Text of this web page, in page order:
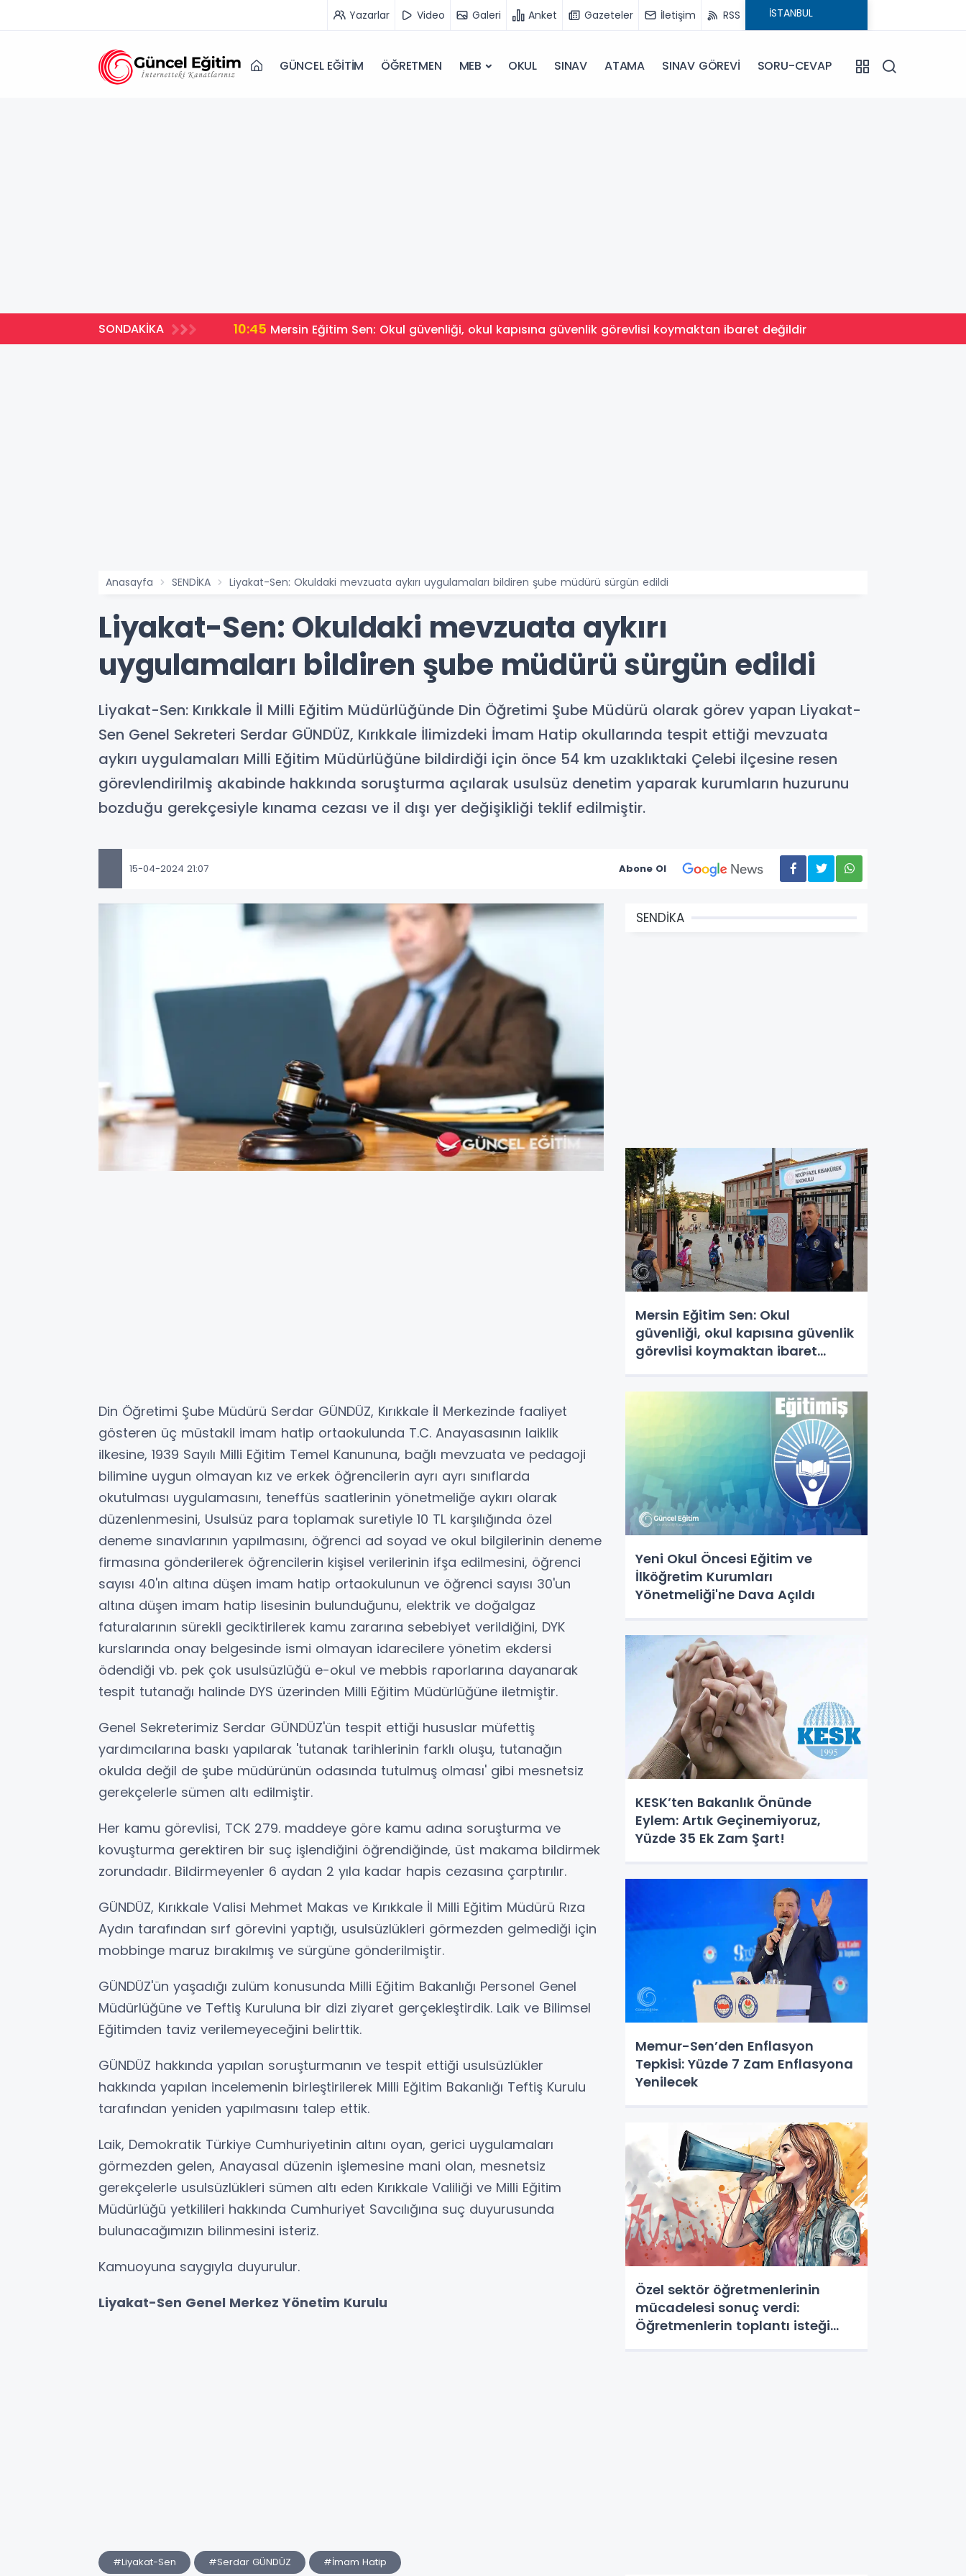
Yazarlar Video Galeri Anket Gazeteler İletişim RSS
GÜNCEL EĞİTİM ÖĞRETMEN MEB OKUL SINAV ATAMA SINAV GÖREVİ SORU-CEVAP
SONDAKİKA
Kapsamı Dışında? 10:45 Mersin Eğitim Sen: Okul güvenliği, okul kapısına güvenlik görevlisi koymaktan ibaret değildir
Anasayfa SENDİKA Liyakat-Sen: Okuldaki mevzuata aykırı uygulamaları bildiren şube müdürü sürgün edildi
Liyakat-Sen: Okuldaki mevzuata aykırı
uygulamaları bildiren şube müdürü sürgün edildi
Liyakat-Sen: Kırıkkale İl Milli Eğitim Müdürlüğünde Din Öğretimi Şube Müdürü olarak görev yapan Liyakat-
Sen Genel Sekreteri Serdar GÜNDÜZ, Kırıkkale İlimizdeki İmam Hatip okullarında tespit ettiği mevzuata
aykırı uygulamaları Milli Eğitim Müdürlüğüne bildirdiği için önce 54 km uzaklıktaki Çelebi ilçesine resen
görevlendirilmiş akabinde hakkında soruşturma açılarak usulsüz denetim yaparak kurumların huzurunu
bozduğu gerekçesiyle kınama cezası ve il dışı yer değişikliği teklif edilmiştir.
15-04-2024 21:07 Abone Ol
Din Öğretimi Şube Müdürü Serdar GÜNDÜZ, Kırıkkale İl Merkezinde faaliyet
gösteren üç müstakil imam hatip ortaokulunda T.C. Anayasasının laiklik
ilkesine, 1939 Sayılı Milli Eğitim Temel Kanununa, bağlı mevzuata ve pedagoji
bilimine uygun olmayan kız ve erkek öğrencilerin ayrı ayrı sınıflarda
okutulması uygulamasını, teneffüs saatlerinin yönetmeliğe aykırı olarak
düzenlenmesini, Usulsüz para toplamak suretiyle 10 TL karşılığında özel
deneme sınavlarının yapılmasını, öğrenci ad soyad ve okul bilgilerinin deneme
firmasına gönderilerek öğrencilerin kişisel verilerinin ifşa edilmesini, öğrenci
sayısı 40'ın altına düşen imam hatip ortaokulunun ve öğrenci sayısı 30'un
altına düşen imam hatip lisesinin bulunduğunu, elektrik ve doğalgaz
faturalarının sürekli geciktirilerek kamu zararına sebebiyet verildiğini, DYK
kurslarında onay belgesinde ismi olmayan idarecilere yönetim ekdersi
ödendiği vb. pek çok usulsüzlüğü e-okul ve mebbis raporlarına dayanarak
tespit tutanağı halinde DYS üzerinden Milli Eğitim Müdürlüğüne iletmiştir.
Genel Sekreterimiz Serdar GÜNDÜZ'ün tespit ettiği hususlar müfettiş
yardımcılarına baskı yapılarak 'tutanak tarihlerinin farklı oluşu, tutanağın
okulda değil de şube müdürünün odasında tutulmuş olması' gibi mesnetsiz
gerekçelerle sümen altı edilmiştir.
Her kamu görevlisi, TCK 279. maddeye göre kamu adına soruşturma ve
kovuşturma gerektiren bir suç işlendiğini öğrendiğinde, üst makama bildirmek
zorundadır. Bildirmeyenler 6 aydan 2 yıla kadar hapis cezasına çarptırılır.
GÜNDÜZ, Kırıkkale Valisi Mehmet Makas ve Kırıkkale İl Milli Eğitim Müdürü Rıza
Aydın tarafından sırf görevini yaptığı, usulsüzlükleri görmezden gelmediği için
mobbinge maruz bırakılmış ve sürgüne gönderilmiştir.
GÜNDÜZ'ün yaşadığı zulüm konusunda Milli Eğitim Bakanlığı Personel Genel
Müdürlüğüne ve Teftiş Kuruluna bir dizi ziyaret gerçekleştirdik. Laik ve Bilimsel
Eğitimden taviz verilemeyeceğini belirttik.
GÜNDÜZ hakkında yapılan soruşturmanın ve tespit ettiği usulsüzlükler
hakkında yapılan incelemenin birleştirilerek Milli Eğitim Bakanlığı Teftiş Kurulu
tarafından yeniden yapılmasını talep ettik.
Laik, Demokratik Türkiye Cumhuriyetinin altını oyan, gerici uygulamaları
görmezden gelen, Anayasal düzenin işlemesine mani olan, mesnetsiz
gerekçelerle usulsüzlükleri sümen altı eden Kırıkkale Valiliği ve Milli Eğitim
Müdürlüğü yetkilileri hakkında Cumhuriyet Savcılığına suç duyurusunda
bulunacağımızın bilinmesini isteriz.
Kamuoyuna saygıyla duyurulur.
Liyakat-Sen Genel Merkez Yönetim Kurulu
#Liyakat-Sen #Serdar GÜNDÜZ #İmam Hatip
SENDİKA
Mersin Eğitim Sen: Okul
güvenliği, okul kapısına güvenlik
görevlisi koymaktan ibaret
Yeni Okul Öncesi Eğitim ve
İlköğretim Kurumları
Yönetmeliği'ne Dava Açıldı
KESK’ten Bakanlık Önünde
Eylem: Artık Geçinemiyoruz,
Yüzde 35 Ek Zam Şart!
Memur-Sen’den Enflasyon
Tepkisi: Yüzde 7 Zam Enflasyona
Yenilecek
Özel sektör öğretmenlerinin
mücadelesi sonuç verdi:
Öğretmenlerin toplantı isteği